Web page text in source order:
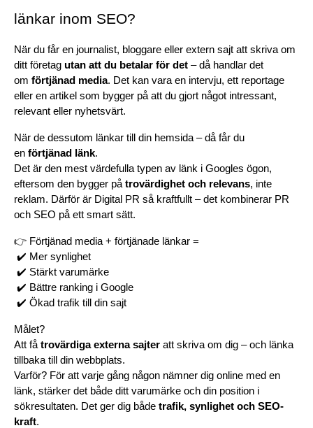
länkar inom SEO?
När du får en journalist, bloggare eller extern sajt att skriva om
ditt företag utan att du betalar för det – då handlar det
om förtjänad media. Det kan vara en intervju, ett reportage
eller en artikel som bygger på att du gjort något intressant,
relevant eller nyhetsvärt.
När de dessutom länkar till din hemsida – då får du
en förtjänad länk.
Det är den mest värdefulla typen av länk i Googles ögon,
eftersom den bygger på trovärdighet och relevans, inte
reklam. Därför är Digital PR så kraftfullt – det kombinerar PR
och SEO på ett smart sätt.
👉 Förtjänad media + förtjänade länkar =
✔️ Mer synlighet
✔️ Stärkt varumärke
✔️ Bättre ranking i Google
✔️ Ökad trafik till din sajt
Målet?
Att få trovärdiga externa sajter att skriva om dig – och länka
tillbaka till din webbplats.
Varför? För att varje gång någon nämner dig online med en
länk, stärker det både ditt varumärke och din position i
sökresultaten. Det ger dig både trafik, synlighet och SEO-
kraft.